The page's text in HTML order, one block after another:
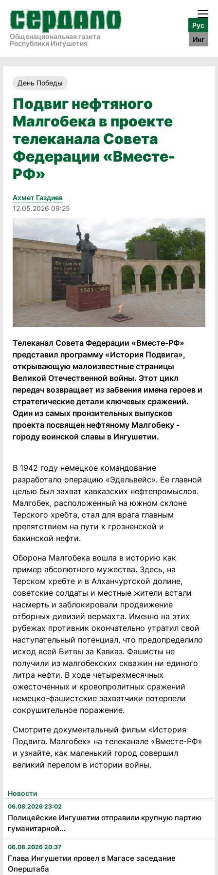
Общенациональная газета
Республики Ингушетия
Рус
Инг
Новости
06.08.2026 23:02
Полицейские Ингушетии отправили крупную партию
гуманитарной...
06.08.2026 20:37
Глава Ингушетии провел в Магасе заседание
Оперштаба
День Победы
Подвиг нефтяного
Малгобека в проекте
телеканала Совета
Федерации «Вместе-
РФ»
Ахмет Газдиев
12.05.2026 09:25
Телеканал Совета Федерации «Вместе-РФ»
представил программу «История Подвига»,
открывающую малоизвестные страницы
Великой Отечественной войны. Этот цикл
передач возвращает из забвения имена героев и
стратегические детали ключевых сражений.
Один из самых пронзительных выпусков
проекта посвящен нефтяному Малгобеку -
городу воинской славы в Ингушетии.
В 1942 году немецкое командование
разработало операцию «Эдельвейс». Ее главной
целью был захват кавказских нефтепромыслов.
Малгобек, расположенный на южном склоне
Терского хребта, стал для врага главным
препятствием на пути к грозненской и
бакинской нефти.
Оборона Малгобека вошла в историю как
пример абсолютного мужества. Здесь, на
Терском хребте и в Алханчуртской долине,
советские солдаты и местные жители встали
насмерть и заблокировали продвижение
отборных дивизий вермахта. Именно на этих
рубежах противник окончательно утратил свой
наступательный потенциал, что предопределило
исход всей Битвы за Кавказ. Фашисты не
получили из малгобекских скважин ни единого
литра нефти. В ходе четырехмесячных
ожесточенных и кровопролитных сражений
немецко-фашистские захватчики потерпели
сокрушительное поражение.
Смотрите документальный фильм «История
Подвига. Малгобек» на телеканале «Вместе-РФ»
и узнайте, как маленький город совершил
великий перелом в истории войны.